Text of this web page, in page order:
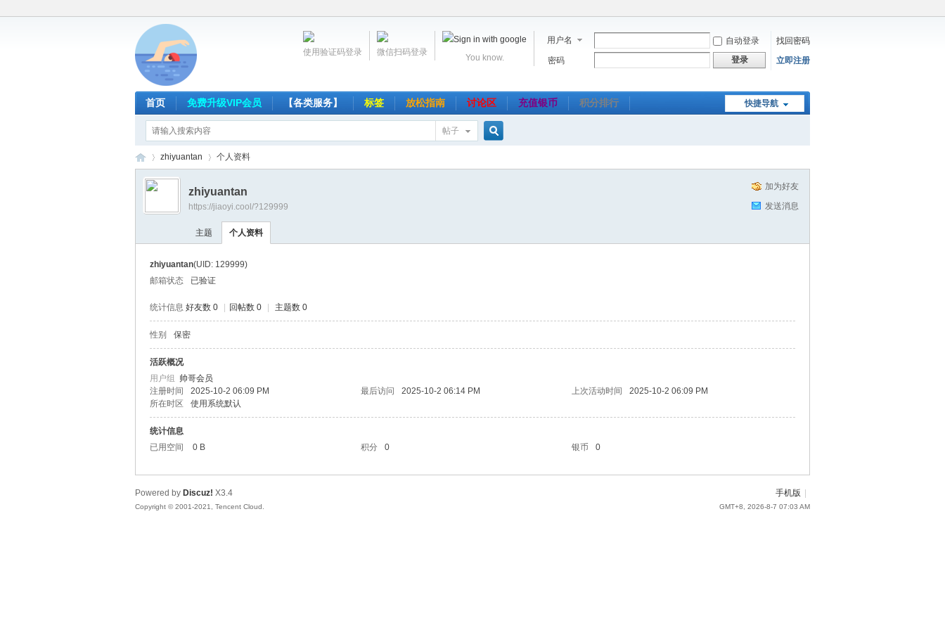
用户名 自动登录
找回密码
密码
登录 立即注册
You know.
微信扫码登录
使用验证码登录
快捷导航
首页 免费升级VIP会员 【各类服务】 标签 放松指南 讨论区 充值银币 积分排行
帖子
网
›
zhiyuantan 个人资料
加为好友
发送消息
zhiyuantan
https://jiaoyi.cool/?129999
主题 个人资料
zhiyuantan(UID: 129999)
邮箱状态
已验证
统计信息 好友数 0 回帖数 0 主题数 0
性别 保密
活跃概况
用户组 帅哥会员
注册时间
2025-10-2 06:09 PM 最后访问 2025-10-2 06:14 PM 上次活动时间
2025-10-2 06:09 PM
所在时区
使用系统默认
统计信息
已用空间
0 B 积分 0 银币 0
手机版
GMT+8, 2026-8-7 07:03 AM
Powered by Discuz! X3.4
Copyright © 2001-2021, Tencent Cloud.